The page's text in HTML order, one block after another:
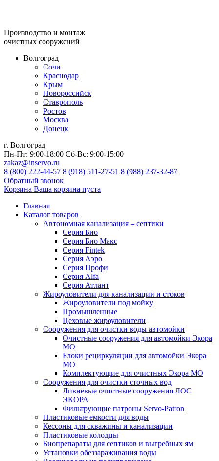
Производство и монтаж
очистных сооружений
Волгоград
Сочи
Краснодар
Крым
Новороссийск
Ставрополь
Ростов
Москва
Донецк
г. Волгоград
Пн-Пт: 9:00-18:00 Сб-Вс: 9:00-15:00
zakaz@inservo.ru
8 (800) 222-44-57 8 (918) 511-27-51 8 (988) 237-32-87
Обратный звонок
Корзина Ваша корзина пуста
Главная
Каталог товаров
Автономная канализация – септики
Серия Био
Серия Био Макс
Серия Fintek
Серия Аэро
Серия Профи
Серия Alfa
Серия Атлант
Жироуловители для канализации и стоков
Жироуловители под мойку
Промышленные
Цеховые жироуловители
Сооружения для очистки воды автомойки
Очистные сооружения для автомойки Экора
МО
Блоки рециркуляции для автомойки Экора
МО
Комплектующие для очистных Экора МО
Сооружения для очистки сточных вод
Ливневые очистные сооружения ЛОС
ЭКОРА
Фильтрующие патроны Servo-Patron
Пластиковые емкости для воды
Кессоны для скважины и канализации
Пластиковые колодцы
Биопрепараты для септиков и выгребных ям
Установки обеззараживания воды